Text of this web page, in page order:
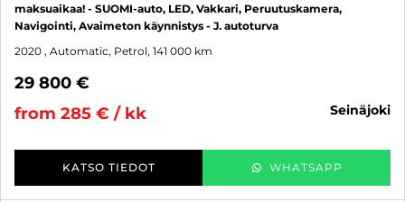
maksuaikaa! - SUOMI-auto, LED, Vakkari, Peruutuskamera,
Navigointi, Avaimeton käynnistys - J. autoturva
2020 , Automatic, Petrol, 141 000 km
29 800 €
from 285 € / kk
seinäjoki
KATSO TIEDOT WHATSAPP